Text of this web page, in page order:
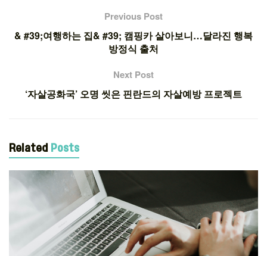
Previous Post
& #39;여행하는 집& #39; 캠핑카 살아보니…달라진 행복
방정식 출처
Next Post
‘자살공화국’ 오명 씻은 핀란드의 자살예방 프로젝트
Related Posts